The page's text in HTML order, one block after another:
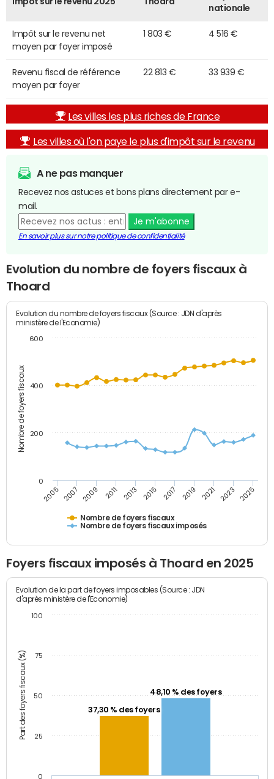
nationale
Impôt sur le revenu net
moyen par foyer imposé
1 803 € 4 516 €
Revenu fiscal de référence
moyen par foyer
22 813 € 33 939 €
Les villes les plus riches de France
Les villes où l'on paye le plus d'impôt sur le revenu
A ne pas manquer
Recevez nos astuces et bons plans directement par e-
mail.
Je m'abonne
En savoir plus sur notre politique de confidentialité
Evolution du nombre de foyers fiscaux à
Thoard
Nombre de foyers fiscaux
Evolution du nombre de foyers fiscaux (Source : JDN d'après
ministère de l'Economie)
Nombre de foyers fiscaux
Nombre de foyers fiscaux imposés
2005 2007 2009 2011 2013 2015 2017 2019 2021 2023 2025
0
200
400
600
Foyers fiscaux imposés à Thoard en 2025
Part des foyers fiscaux (%)
Evolution de la part de foyers imposables (Source : JDN
d'après ministère de l'Economie)
37,30 % des foyers
48,10 % des foyers
0
25
50
75
100